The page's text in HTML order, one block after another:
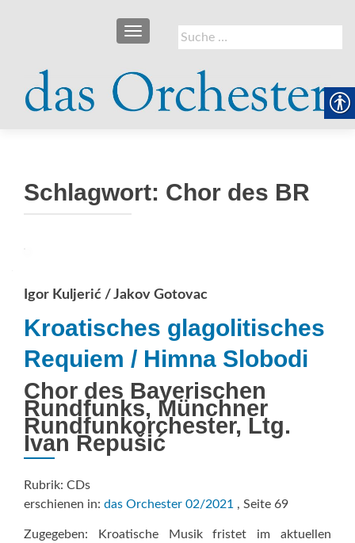
Suche
nach:
SCHALTE NAVIGATION
Schlagwort: Chor des BR
Igor Kuljerić / Jakov Gotovac
Kroatisches glagolitisches
Requiem / Himna Slobodi
Chor des Bayerischen
Rundfunks, Münchner
Rundfunkorchester, Ltg.
Ivan Repušić
Rubrik: CDs
erschienen in: das Orchester 02/2021 , Seite 69
Zugegeben: Kroatische Musik fristet im aktuellen